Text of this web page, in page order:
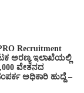
Recruitment
ಅರಣ್ಯ ಇಲಾಖೆಯಲ್ಲಿ
ವೇತನದ
ಅಧಿಕಾರಿ ಹುದ್ದೆ –